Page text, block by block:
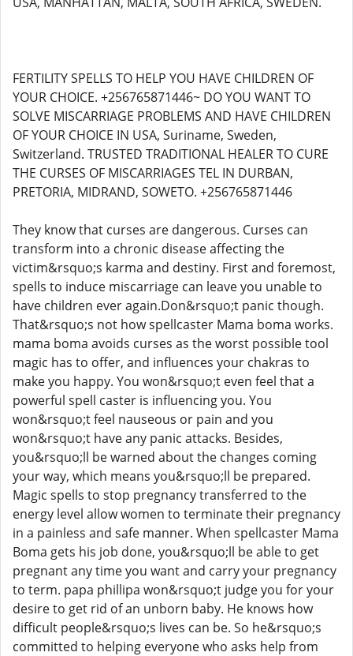
FERTILITY SPELLS TO HELP YOU HAVE CHILDREN OF
YOUR CHOICE. +256765871446~ DO YOU WANT TO
SOLVE MISCARRIAGE PROBLEMS AND HAVE CHILDREN
OF YOUR CHOICE IN USA, Suriname, Sweden,
Switzerland. TRUSTED TRADITIONAL HEALER TO CURE
THE CURSES OF MISCARRIAGES TEL IN DURBAN,
PRETORIA, MIDRAND, SOWETO. +256765871446
They know that curses are dangerous. Curses can
transform into a chronic disease affecting the
victim&rsquo;s karma and destiny. First and foremost,
spells to induce miscarriage can leave you unable to
have children ever again.Don&rsquo;t panic though.
That&rsquo;s not how spellcaster Mama boma works.
mama boma avoids curses as the worst possible tool
magic has to offer, and influences your chakras to
make you happy. You won&rsquo;t even feel that a
powerful spell caster is influencing you. You
won&rsquo;t feel nauseous or pain and you
won&rsquo;t have any panic attacks. Besides,
you&rsquo;ll be warned about the changes coming
your way, which means you&rsquo;ll be prepared.
Magic spells to stop pregnancy transferred to the
energy level allow women to terminate their pregnancy
in a painless and safe manner. When spellcaster Mama
Boma gets his job done, you&rsquo;ll be able to get
pregnant any time you want and carry your pregnancy
to term. papa phillipa won&rsquo;t judge you for your
desire to get rid of an unborn baby. He knows how
difficult people&rsquo;s lives can be. So he&rsquo;s
committed to helping everyone who asks help from